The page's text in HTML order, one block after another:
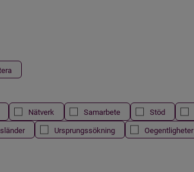
Nätverk Samarbete Stöd
Ursprungssökning Oegentligheter